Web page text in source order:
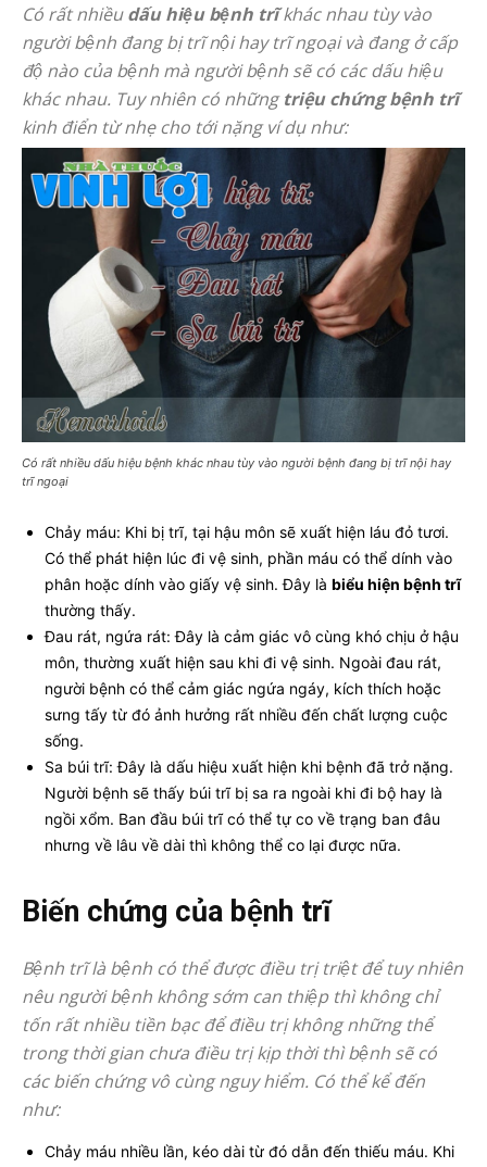
Có rất nhiềudấu hiệu bệnh trĩkhác nhau tùy vào
người bệnh đang bị trĩ nội hay trĩ ngoại và đang ở cấp
độ nào của bệnh mà người bệnh sẽ có các dấu hiệu
khác nhau. Tuy nhiên có nhữngtriệu chứng bệnh trĩ
kinh điển từ nhẹ cho tới nặng ví dụ như:
Có rất nhiều dấu hiệu bệnh khác nhau tùy vào người bệnh đang bị trĩ nội hay
trĩ ngoại
Chảy máu: Khi bị trĩ, tại hậu môn sẽ xuất hiện láu đỏ tươi.
Có thể phát hiện lúc đi vệ sinh, phần máu có thể dính vào
phân hoặc dính vào giấy vệ sinh. Đây là biểu hiện bệnh trĩ
thường thấy.
Đau rát, ngứa rát: Đây là cảm giác vô cùng khó chịu ở hậu
môn, thường xuất hiện sau khi đi vệ sinh. Ngoài đau rát,
người bệnh có thể cảm giác ngứa ngáy, kích thích hoặc
sưng tấy từ đó ảnh hưởng rất nhiều đến chất lượng cuộc
sống.
Sa búi trĩ: Đây là dấu hiệu xuất hiện khi bệnh đã trở nặng.
Người bệnh sẽ thấy búi trĩ bị sa ra ngoài khi đi bộ hay là
ngồi xổm. Ban đầu búi trĩ có thể tự co về trạng ban đâu
nhưng về lâu về dài thì không thể co lại được nữa.
Biến chứng của bệnh trĩ
Bệnh trĩ là bệnh có thể được điều trị triệt để tuy nhiên
nêu người bệnh không sớm can thiệp thì không chỉ
tốn rất nhiều tiền bạc để điều trị không những thể
trong thời gian chưa điều trị kịp thời thì bệnh sẽ có
các biến chứng vô cùng nguy hiểm. Có thể kể đến
như:
Chảy máu nhiều lần, kéo dài từ đó dẫn đến thiếu máu. Khi